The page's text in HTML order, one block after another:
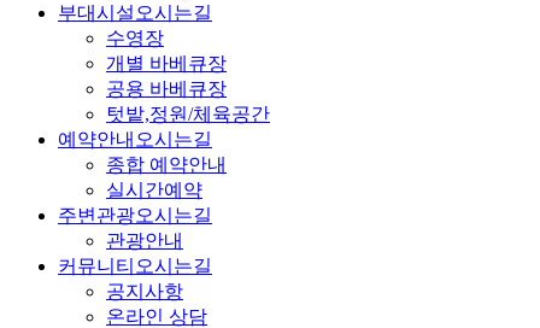
부대시설 오시는길
수영장
개별 바베큐장
공용 바베큐장
텃밭,정원/체육공간
예약안내 오시는길
종합 예약안내
실시간예약
주변관광오시는길
관광안내
커뮤니티 오시는길
공지사항
온라인 상담